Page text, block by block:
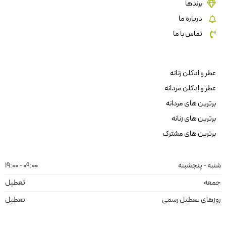
برندها
درباره ما
تماس با ما
عطر و ادکلن زنانه
عطر و ادکلن مردانه
برترین های مردانه
برترین های زنانه
برترین های مشترک
شنبه - پنجشبنه
09:00 - 19:00
جمعه
تعطیل
روزهای تعطیل رسمی
تعطیل